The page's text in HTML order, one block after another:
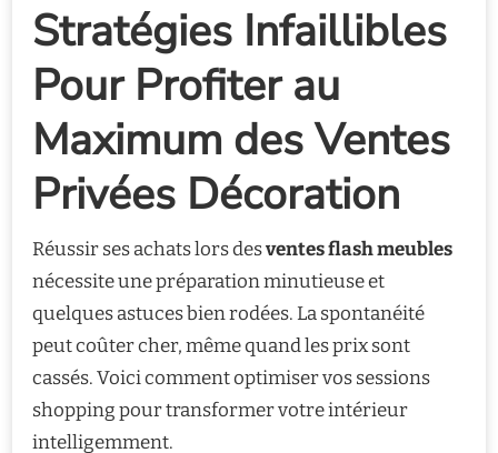
Stratégies Infaillibles
Pour Profiter au
Maximum des Ventes
Privées Décoration
Réussir ses achats lors desventes flash meubles
nécessite une préparation minutieuse et
quelques astuces bien rodées. La spontanéité
peut coûter cher, même quand les prix sont
cassés. Voici comment optimiser vos sessions
shopping pour transformer votre intérieur
intelligemment.